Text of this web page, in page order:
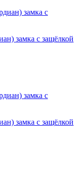
замка с защёлкой
замка с защёлкой